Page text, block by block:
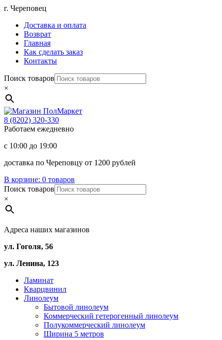
Перейти
содержимому
г. Череповец
Доставка и оплата
Возврат
Главная
Как сделать заказ
Контакты
Поиск товаров
×
Магазин
8 (8202) 320-330
Работаем ежедневно
с 10:00 до 19:00
доставка по Череповцу от 1200 рублей
В корзине: 0 товаров
Поиск товаров
×
Адреса наших магазинов
ул. Гоголя, 56
ул. Ленина, 123
Ламинат
Кварцвинил
Линолеум
Бытовой линолеум
Коммерческий гетерогенный линолеум
Полукоммерческий линолеум
Ширина 5 метров